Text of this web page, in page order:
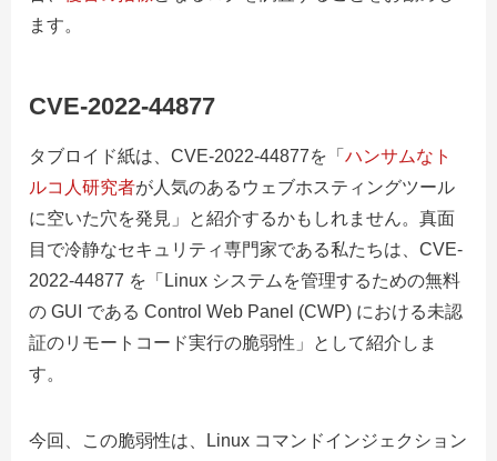
ます。
CVE-2022-44877
タブロイド紙は、CVE-2022-44877を「 ハンサムなト
ルコ人研究者が人気のあるウェブホスティングツール
に空いた穴を発見」と紹介するかもしれません。真面
目で冷静なセキュリティ専門家である私たちは、CVE-
2022-44877 を「Linux システムを管理するための無料
の GUI である Control Web Panel (CWP) における未認
証のリモートコード実行の脆弱性」として紹介しま
す。
今回、この脆弱性は、Linux コマンドインジェクション